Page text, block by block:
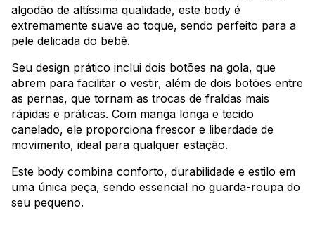
algodão de altíssima qualidade, este body é
extremamente suave ao toque, sendo perfeito para a
pele delicada do bebê.
Seu design prático inclui dois botões na gola, que
abrem para facilitar o vestir, além de dois botões entre
as pernas, que tornam as trocas de fraldas mais
rápidas e práticas. Com manga longa e tecido
canelado, ele proporciona frescor e liberdade de
movimento, ideal para qualquer estação.
Este body combina conforto, durabilidade e estilo em
uma única peça, sendo essencial no guarda-roupa do
seu pequeno.